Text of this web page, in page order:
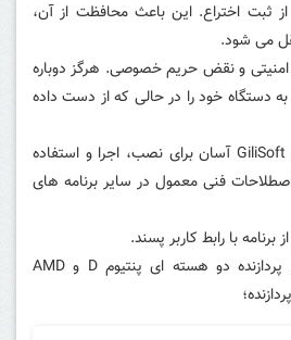
ثبت اختراع. این باعث محافظت از آن،
می شود.
و نقض حریم خصوصی. هرگز دوباره
دستگاه خود را در حالی که از دست داده
– GiliSoft USB Stick Encryption آسان برای نصب، اجرا و استفاده
اصطلاحات فنی معمول در سایر برنامه های
با رابط کاربر پسند.
– کاملا پشتیبانی از اینتل پردازنده دو هسته ای پنتیوم D و AMD